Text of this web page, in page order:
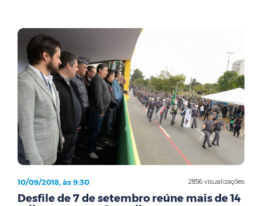
2856 visualizações
10/09/2018, às 9:30
Desfile de 7 de setembro reúne mais de 14